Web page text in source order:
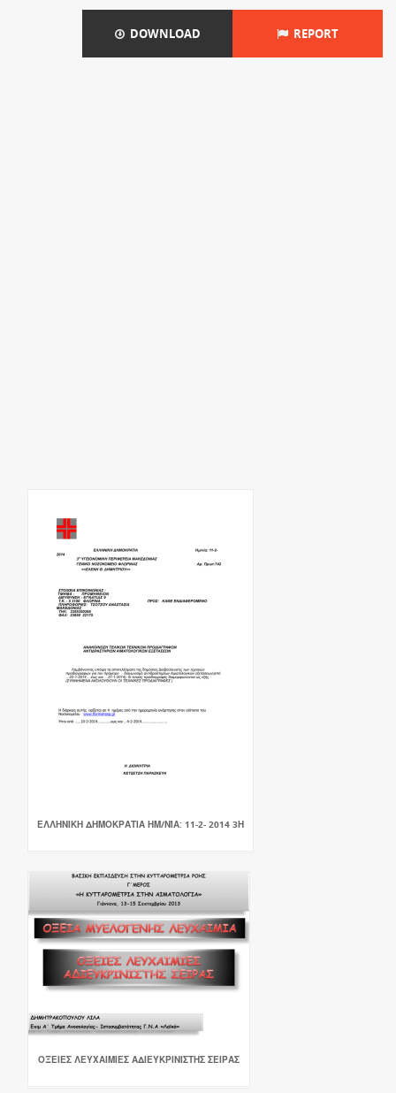
DOWNLOAD REPORT
ΕΛΛΗΝΙΚΗ ΔΗΜΟΚΡΑΤΙΑ ΗΜ/ΝΊΑ: 11-2- 2014 3Η
ΟΞΕΙΕΣ ΛΕΥΧΑΙΜΙΕΣ ΑΔΙΕΥΚΡΙΝΙΣΤΗΣ ΣΕΙΡΑΣ